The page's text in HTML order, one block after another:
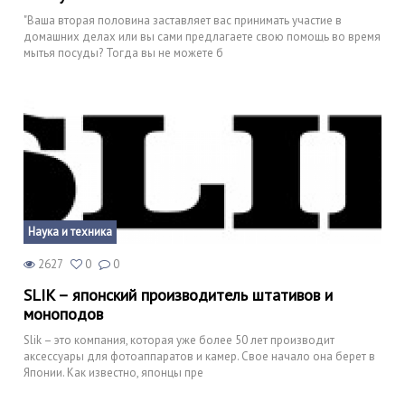
"Ваша вторая половина заставляет вас принимать участие в
домашних делах или вы сами предлагаете свою помощь во время
мытья посуды? Тогда вы не можете б
Наука и техника
2627 0 0
SLIK – японский производитель штативов и
моноподов
Slik – это компания, которая уже более 50 лет производит
аксессуары для фотоаппаратов и камер. Свое начало она берет в
Японии. Как известно, японцы пре